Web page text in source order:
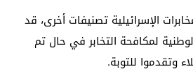
الإسرائيلية تصنيفات أخرى، قد
لمكافحة التخابر في حال تم
وتقدموا للتوبة.